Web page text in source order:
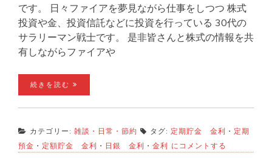
です。 日々ファイアを夢見ながら仕事をしつつ 株式
投資や金、投資信託などに投資を行っている 30代の
サラリーマン戦士です。 是非皆さんと株式の情報を共
有しながらファイアや
続きを読む
カテゴリー: 雑談・日常・節約 タグ: 定期貯金 金利 ・ 定期
預金 ・ 定額貯金 金利 ・ 日銀 金利 ・ 金利 金
利
にコメントする